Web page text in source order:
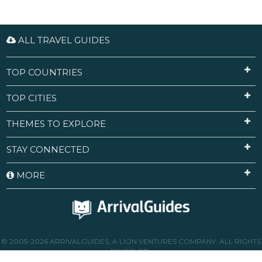
Årstiderna (Die Jahreszeiten), das sich in den
Rathaus erhebt sich die Spitze der Sankt Petri
aus dem frühen 14. Jahrhundert und ist ein
Beispiel für die baltische Backsteingotik. In den
frühen 1900er Jahren wurden erhebliche
Anstrengungen unternommen, um die
Kirche zu entwickeln und zu restaurieren, was die
historische und künstlerische Bedeutung der
ALL TRAVEL GUIDES
TOP COUNTRIES
TOP CITIES
THEMES TO EXPLORE
STAY CONNECTED
MORE
© 2005-2026 ARRIVALGUIDES, A LION VENTURES COMPANY. ALL RIGHTS
RESERVED.